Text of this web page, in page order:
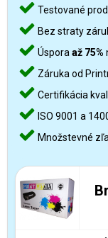
Testované
Bez straty
Úspora až 75%
Záruka od
Certifikácia
ISO 9001 a
Množstevné